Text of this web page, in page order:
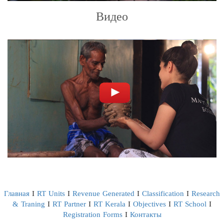
+
Видео
Главная I RT Units I Revenue Generated I Classification I Research
& Traning I RT Partner I RT Kerala I Objectives I RT School I
Registration Forms I Контакты